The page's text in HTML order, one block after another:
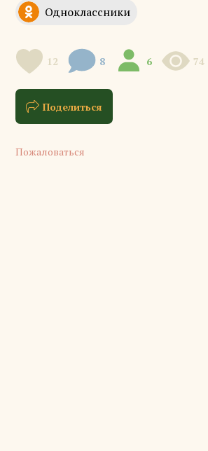
12 8 6 74
Поделиться
Пожаловаться